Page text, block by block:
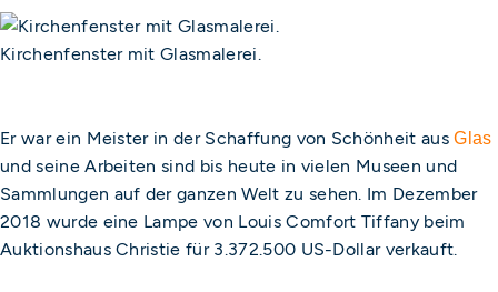
Kirchenfenster mit Glasmalerei.
Er war ein Meister in der Schaffung von Schönheit ausGlas
und seine Arbeiten sind bis heute in vielen Museen und
Sammlungen auf der ganzen Welt zu sehen. Im Dezember
2018 wurde eine Lampe von Louis Comfort Tiffany beim
Auktionshaus Christie für 3.372.500 US-Dollar verkauft.